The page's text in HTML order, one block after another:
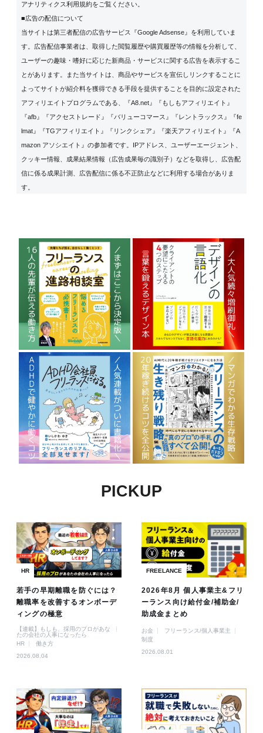
アナリティクス利用規約をご覧ください。
■広告の配信について
当サイトは第三者配信の広告サービス『Google Adsense』を利用していま
す。広告配信事業者は、取得した閲覧履歴や購買履歴等の情報を分析して、
ユーザーの趣味・嗜好に応じた新商品・サービスに関する広告を表示するこ
とがあります。また当サイトは、商品やサービスを宣伝しリンクすることに
よってサイトが紹介料を獲得できる手段を提供することを目的に設定された
アフィリエイトプログラムである、『A8.net』『もしもアフィリエイト』
『afb』『アクセストレード』『バリューコマース』『レントラックス』『fe
lmat』『TGアフィリエイト』『リンクシェア』『楽天アフィリエイト』『A
mazon アソシエイト』の参加者です。IPアドレス、ユーザーエージェント、
クッキー情報、成果結果情報（広告成果毎の識別子）などを取得し、広告配
信に係る成果計測、広告配信に係る不正防止などに利用する場合がありま
す。
PICKUP
HR
若手の早期離職を防ぐには？
離職率を改善するオンボーデ
ィングの極意
【連載】もしも、採用のプロがあな
たの会社の人事になったら
HR
働き方
2026.08.04
FREELANCE
2026年8月 個人事業主&フリ
ーランス向け給付金/補助金/
助成金まとめ
お金
フリーランス/個人事業主
制度
2026.08.01